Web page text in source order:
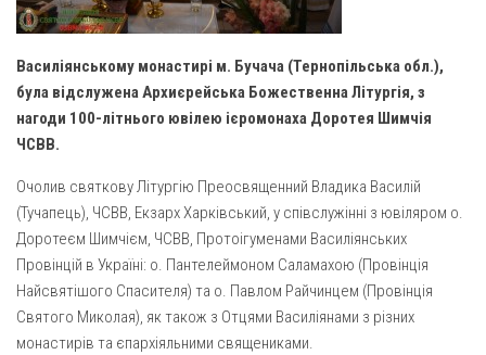
Парохії Полтавської області
Всіх Святих українського народу (м. Полтава)
Свято-Юріївська парафія (м. Полтава)
Благовіщення Пресвятої Богородиці (с. Шевченки)
Введення у храм Пресвятої Богородиці (с. Дашківка)
Вознесіння ГНІХ (с. Витівка)
Вознесіння Господнього (м. Кобеляки)
Пророка Іллі (смт. Білики)
Василіянському монастирі м. Бучача (Тернопільська обл.),
була відслужена Архиєрейська Божественна Літургія, з
нагоди 100-літнього ювілею ієромонаха Доротея Шимчія
ЧСВВ.
Очолив святкову Літургію Преосвященний Владика Василій
(Тучапець), ЧСВВ, Екзарх Харківський, у співслужінні з ювіляром о.
Доротеєм Шимчієм, ЧСВВ, Протоігуменами Василіянських
Провінцій в Україні: о. Пантелеймоном Саламахою (Провінція
Найсвятішого Спасителя) та о. Павлом Райчинцем (Провінція
Святого Миколая), як також з Отцями Василіянами з різних
монастирів та єпархіяльними священиками.